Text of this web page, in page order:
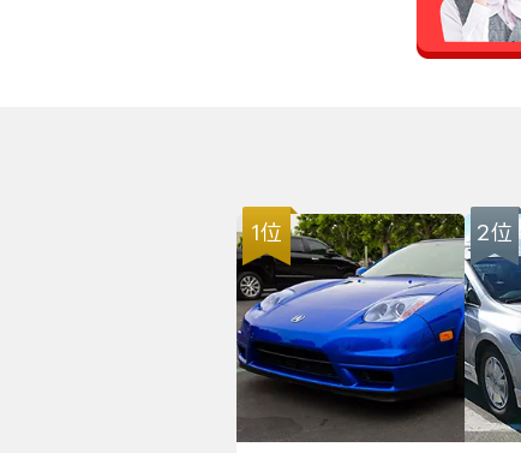
1位 2位